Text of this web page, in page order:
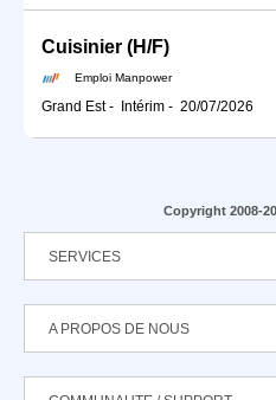
Cuisinier (H/F)
Emploi Manpower
Grand Est- Intérim - 20/07/2026
Copyright 2008-
SERVICES
A PROPOS DE NOUS